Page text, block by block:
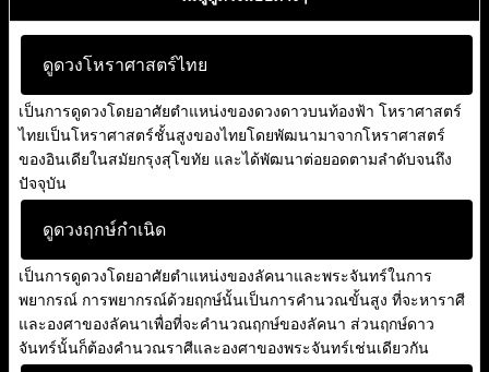
ดูดวงโหราศาสตร์ไทย
เป็นการดูดวงโดยอาศัยตำแหน่งของดวงดาวบนท้องฟ้า โหราศาสตร์
ไทยเป็นโหราศาสตร์ชั้นสูงของไทยโดยพัฒนามาจากโหราศาสตร์
ของอินเดียในสมัยกรุงสุโขทัย และได้พัฒนาต่อยอดตามลำดับจนถึง
ปัจจุบัน
ดูดวงฤกษ์กำเนิด
เป็นการดูดวงโดยอาศัยตำแหน่งของลัคนาและพระจันทร์ในการ
พยากรณ์ การพยากรณ์ด้วยฤกษ์นั้นเป็นการคำนวณขั้นสูง ที่จะหาราศี
และองศาของลัคนาเพื่อที่จะคำนวณฤกษ์ของลัคนา ส่วนฤกษ์ดาว
จันทร์นั้นก็ต้องคำนวณราศีและองศาของพระจันทร์เช่นเดียวกัน